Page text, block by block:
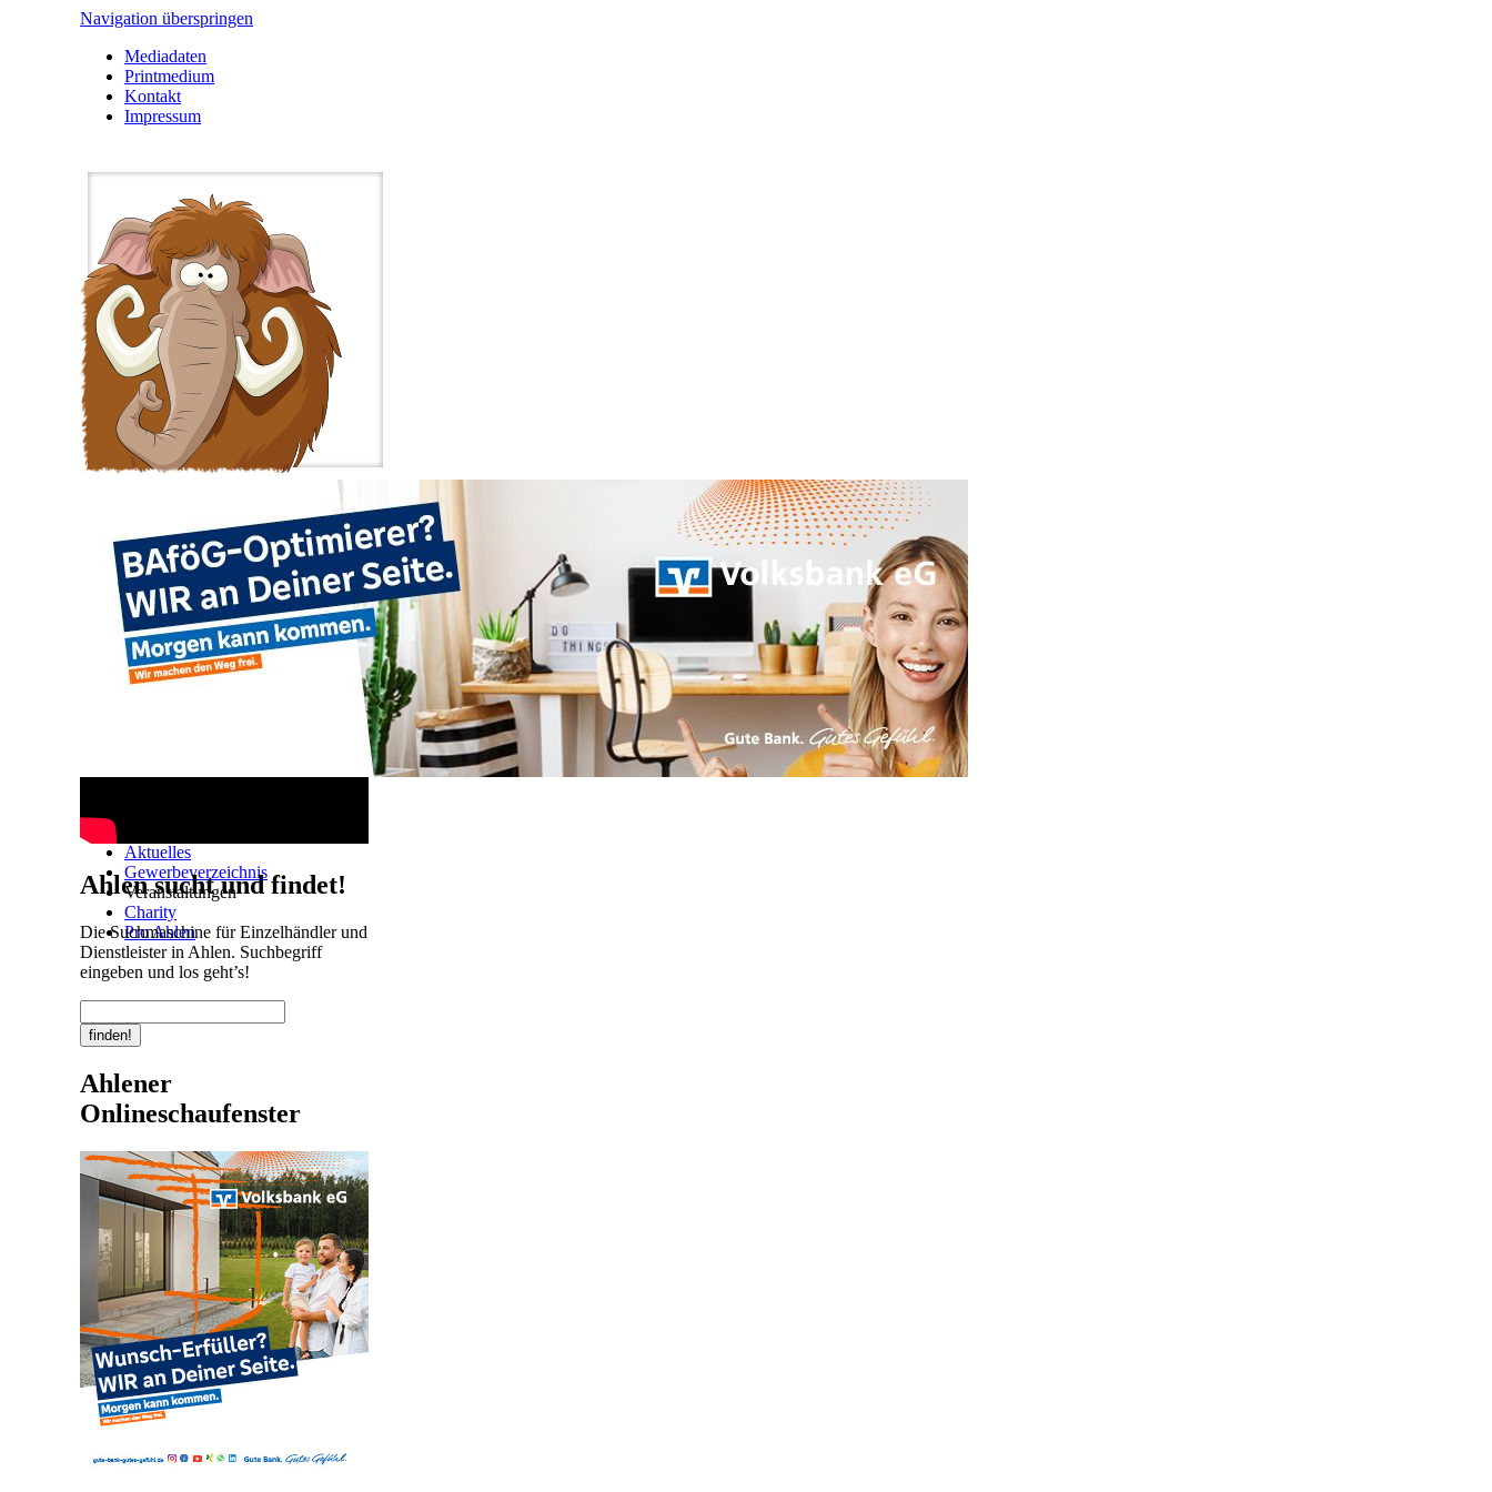
Navigation überspringen
Mediadaten
Printmedium
Kontakt
Impressum
Aktuelles
Gewerbeverzeichnis
Veranstaltungen
Charity
Pro Ahlen
Ahlen TV
Ahlen sucht und findet!
Die Suchmaschine für Einzelhändler und
Dienstleister in Ahlen. Suchbegriff
eingeben und los geht’s!
Ahlener
Onlineschaufenster